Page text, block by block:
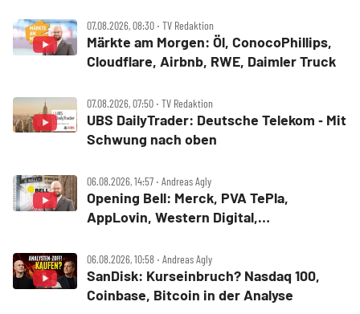
07.08.2026, 08:30 ‧ TV Redaktion
Märkte am Morgen: Öl, ConocoPhillips,
Cloudflare, Airbnb, RWE, Daimler Truck
07.08.2026, 07:50 ‧ TV Redaktion
UBS DailyTrader: Deutsche Telekom ‑ Mit
Schwung nach oben
06.08.2026, 14:57 ‧ Andreas Agly
Opening Bell: Merck, PVA TePla,
AppLovin, Western Digital,
06.08.2026, 10:58 ‧ Andreas Agly
SanDisk: Kurseinbruch? Nasdaq 100,
Coinbase, Bitcoin in der Analyse